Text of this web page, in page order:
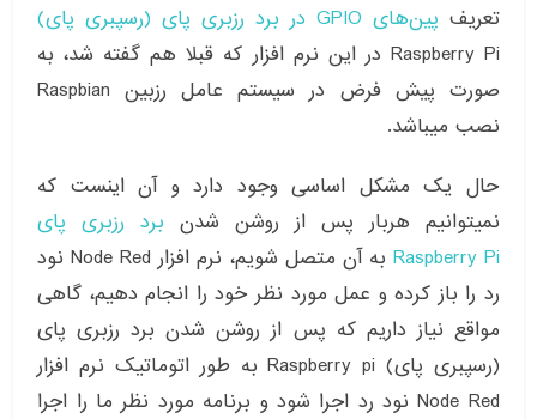
تعریف پین‌های GPIO در برد رزبری پای (رسپبری پای)
Raspberry Pi در این نرم افزار که قبلا هم گفته شد، به
صورت پیش فرض در سیستم عامل رزبین Raspbian
نصب میباشد.
حال یک مشکل اساسی وجود دارد و آن اینست که
نمیتوانیم هربار پس از روشن شدن برد رزبری پای
Raspberry Pi
به آن متصل شویم، نرم افزار Node Red نود
رد را باز کرده و عمل مورد نظر خود را انجام دهیم، گاهی
مواقع نیاز داریم که پس از روشن شدن برد رزبری پای
(رسپبری پای) Raspberry pi به طور اتوماتیک نرم افزار
Node Red نود رد اجرا شود و برنامه مورد نظر ما را اجرا